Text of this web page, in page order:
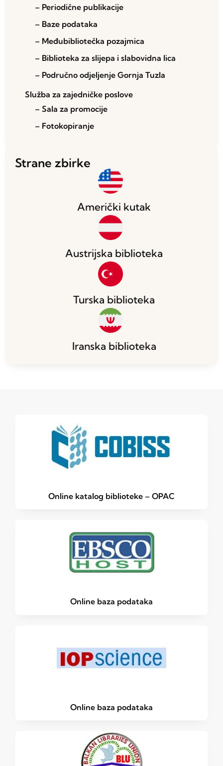
– Periodične publikacije
– Baze podataka
– Međubibliotečka pozajmica
– Biblioteka za slijepa i slabovidna lica
– Područno odjeljenje Gornja Tuzla
Služba za zajedničke poslove
– Sala za promocije
– Fotokopiranje
Strane zbirke
Američki kutak
Austrijska biblioteka
Turska biblioteka
Iranska biblioteka
Online katalog biblioteke – OPAC
Online baza podataka
Online baza podataka